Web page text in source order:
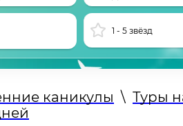
1 - 5 звёзд
каникулы \ Туры